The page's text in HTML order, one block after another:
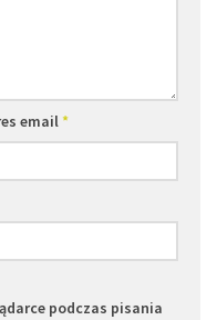
email*
podczas pisania